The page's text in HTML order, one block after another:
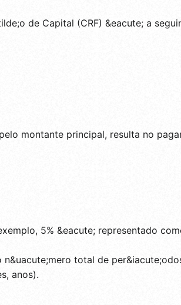
de Capital (CRF) &eacute; a
montante principal, resulta no
5% &eacute; representado
n&uacute;mero total de
anos).